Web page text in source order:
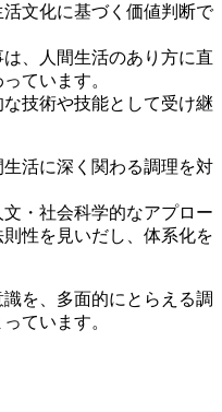
文化に基づく価値判断で
、人間生活のあり方に直
ています。
技術や技能として受け継
生活に深く関わる調理を対
・社会科学的なアプロー
性を見いだし、体系化を
を、多面的にとらえる調
ています。